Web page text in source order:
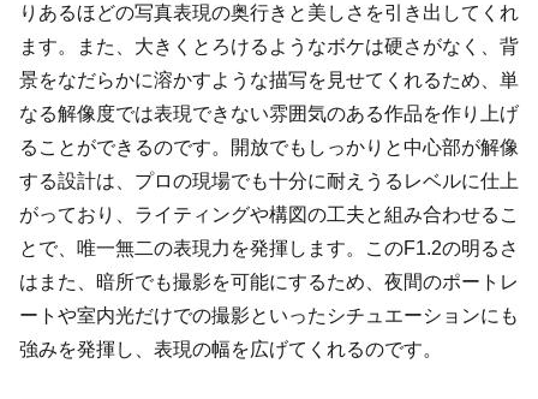
りあるほどの写真表現の奥行きと美しさを引き出してくれ
ます。また、大きくとろけるようなボケは硬さがなく、背
景をなだらかに溶かすような描写を見せてくれるため、単
なる解像度では表現できない雰囲気のある作品を作り上げ
ることができるのです。開放でもしっかりと中心部が解像
する設計は、プロの現場でも十分に耐えうるレベルに仕上
がっており、ライティングや構図の工夫と組み合わせるこ
とで、唯一無二の表現力を発揮します。このF1.2の明るさ
はまた、暗所でも撮影を可能にするため、夜間のポートレ
ートや室内光だけでの撮影といったシチュエーションにも
強みを発揮し、表現の幅を広げてくれるのです。